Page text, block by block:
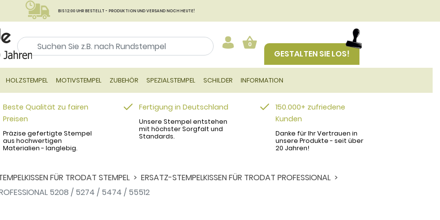
BIS 12:00 UHR BESTELLT - PRODUKTION UND VERSAND NOCH HEUTE!
0
GESTALTEN SIE LOS!
HOLZSTEMPEL MOTIVSTEMPEL ZUBEHÖR SPEZIALSTEMPEL SCHILDER INFORMATION
Beste Qualität zu fairen
Preisen
Präzise gefertigte Stempel
aus hochwertigen
Materialien - langlebig.
Fertigung in Deutschland
Unsere Stempel entstehen
mit höchster Sorgfalt und
Standards.
150.000+ zufriedene
Kunden
Danke für Ihr Vertrauen in
unsere Produkte - seit über
20 Jahren!
FÜR TRODAT STEMPEL
ERSATZ-STEMPELKISSEN FÜR TRODAT PROFESSIONAL
5208 / 5274 / 5474 / 55512